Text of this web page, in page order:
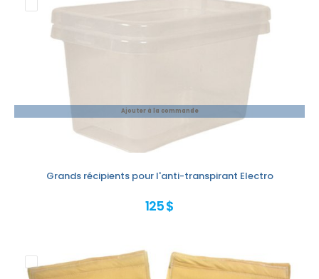
Ajouter à la commande
Grands récipients pour l'anti-transpirant Electro
125 $